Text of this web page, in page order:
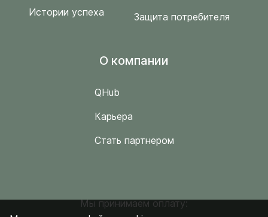
Истории успеха
Защита потребителя
O компании
QHub
Карьера
Стать партнером
Мы принимаем оплату: